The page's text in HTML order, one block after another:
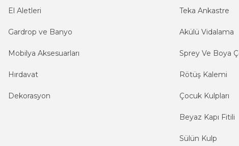
El Aletleri
Gardrop ve Banyo
Mobilya Aksesuarları
Hırdavat
Dekorasyon
Teka Ankastre
Akülü Vidalama
Sprey Ve Boya
Rötüş Kalemi
Çocuk Kulpları
Beyaz Kapı Fitili
Sülün Kulp